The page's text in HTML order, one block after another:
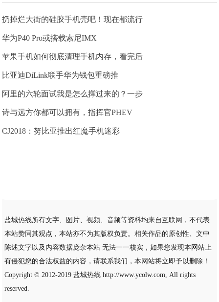
扔掉烂大街的硅胶手机壳吧！现在都流行
华为P40 Pro或搭载索尼IMX
苹果手机如何彻底清理手机内存，看完后
比亚迪DiLink联手华为钱包重磅推
阿里的六轮面试我是怎么撑过来的？一步
诗与远方你都可以拥有，指挥官PHEV
CJ2018：努比亚推出红魔手机迷彩
盐城热线所有文字、图片、视频、音频等资料均来自互联网，不代表
本站赞同其观点，本站亦不为其版权负责。相关作品的原创性、文中
陈述文字以及内容数据庞杂本站 无法一一核实，如果您发现本网站上
有侵犯您的合法权益的内容，请联系我们，本网站将立即予以删除！
Copyright © 2012-2019 盐城热线http://www.ycolw.com, All rights
reserved.